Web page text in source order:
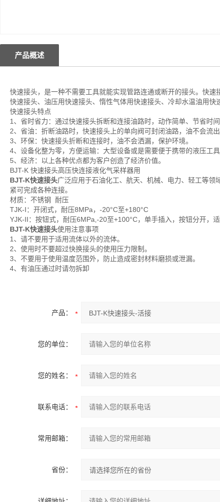
产品概述
快速接头，是一种不需要工具就能实现管路连通或断开的接头。快
快速接头、油压用快速接头、惰性气体用快速接头、冷却水温油用快
快速接头特点
1、省时省力：通过快速接头拆断和连接油路时，动作简单、节省时
2、省油：折断油路时，快速接头上的单向阀可封闭油路，油不会流
3、环保：快速接头折断和连接时，油不会洒漏，保护环境。
4、设备化整为零，方便运输：大型设备或是需要便于携带的液压工
5、经济：以上各种优点都为客户创造了经济价值。
BJT-K 快速接头高压快连接液化气采样器用
BJT-K快速接头广泛应用于石油化工、航天、机械、电力、轻工等
紧可完成各种连接。
材质：不锈钢 耐压
TJK-I：开闭式，耐压8MPa，-20°C至+180°C
YJK-II：按钮式，耐压6MPa,-20至+100°C，单手插入，按钮分开，
BJT-K快速接头使用注意事项
1、请不要用于适用流体以外的流体。
2、使用时不要超过快换接头的使用压力限制。
3、不要用于使用温度范围外，防止造成密封材料磨损或泄漏。
4、有油压通过时请勿拆卸
产品：
您的单位：
您的姓名：
联系电话：
常用邮箱：
省份：